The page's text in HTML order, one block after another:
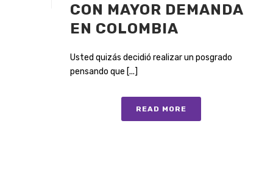
CON MAYOR DEMANDA
EN COLOMBIA
Usted quizás decidió realizar un posgrado
pensando que [...]
READ MORE